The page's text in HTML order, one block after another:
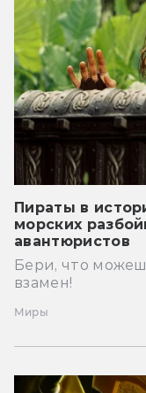
Пираты в
морских
авантюристов
Бери, что
взамен!
Миры